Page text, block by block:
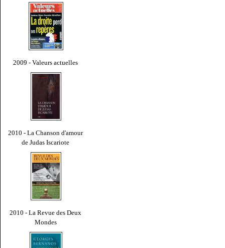
2009 - Valeurs actuelles
2010 - La Chanson d'amour
de Judas Iscariote
2010 - La Revue des Deux
Mondes